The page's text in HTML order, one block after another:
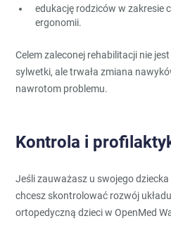
edukację rodziców w zakresie
ergonomii.
Celem zaleconej rehabilitacji nie
sylwetki, ale trwała zmiana
nawrotom problemu.
Kontrola i
Jeśli zauważasz u swojego
chcesz skontrolować rozwój
ortopedyczną dzieci w OpenMed